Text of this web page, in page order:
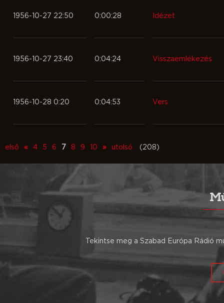
1956-10-27 22:50 0:00:28 Idézet
1956-10-27 23:40 0:04:24 Visszaemlékezés
1956-10-28 0:20 0:04:53 Vers
első « 4 5 6 7 8 9 10 » utolsó (208)
Tekintse meg a Szabad Európa Rádió